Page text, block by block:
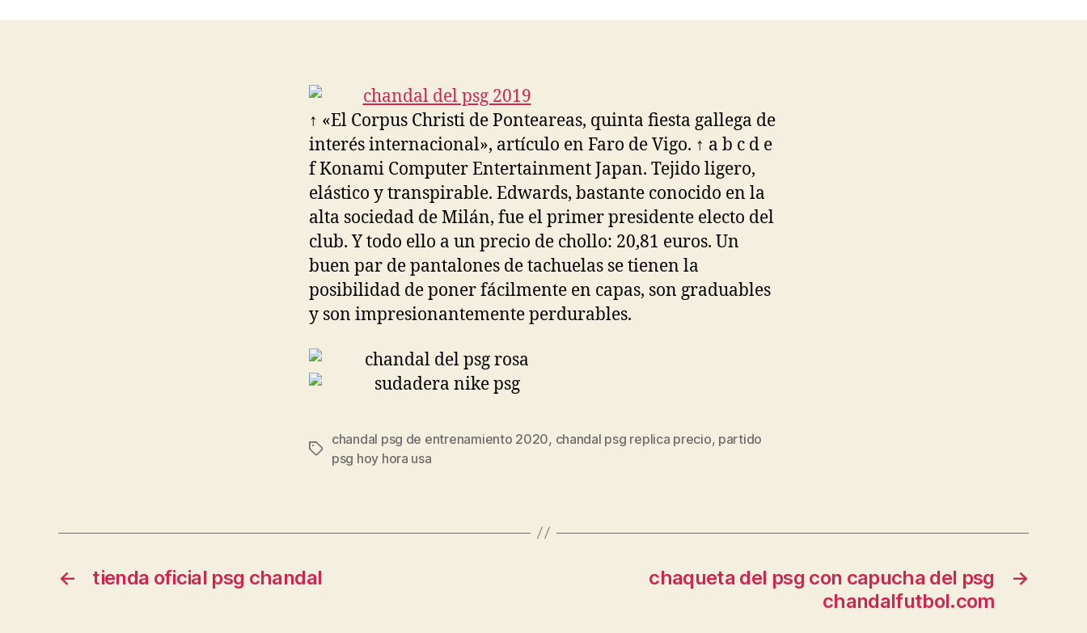
↑ «El Corpus Christi de Ponteareas, quinta fiesta gallega de
interés internacional», artículo en Faro de Vigo. ↑ a b c d e
f Konami Computer Entertainment Japan. Tejido ligero,
elástico y transpirable. Edwards, bastante conocido en la
alta sociedad de Milán, fue el primer presidente electo del
club. Y todo ello a un precio de chollo: 20,81 euros. Un
buen par de pantalones de tachuelas se tienen la
posibilidad de poner fácilmente en capas, son graduables
y son impresionantemente perdurables.
Etiquetas
chandal psg de entrenamiento 2020, chandal psg replica precio, partido
psg hoy hora usa
← tienda oficial psg chandal →
chaqueta del psg con capucha del psg
chandalfutbol.com